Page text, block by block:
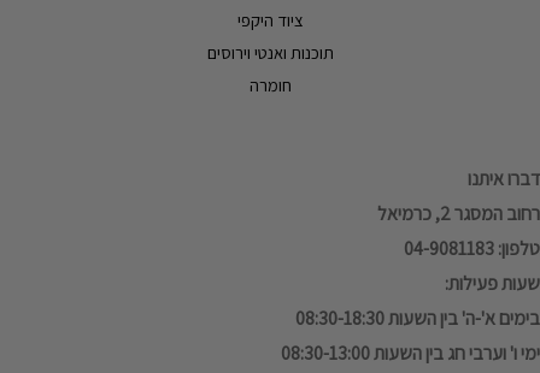
ציוד היקפי
תוכנות ואנטי וירוסים
חומרה
דברו איתנו
רחוב המסגר 2, כרמיאל
טלפון: 04-9081183
שעות פעילות:
בימים א'-ה' בין השעות 08:30-18:30
ימי ו' וערבי חג בין השעות 08:30-13:00